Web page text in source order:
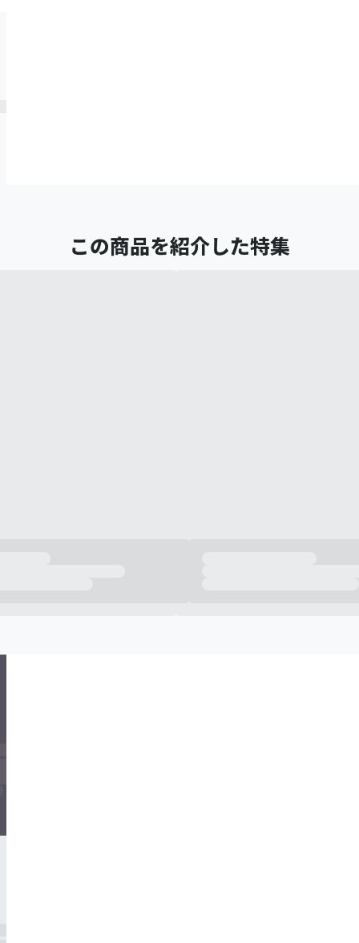
この商品を紹介した特集